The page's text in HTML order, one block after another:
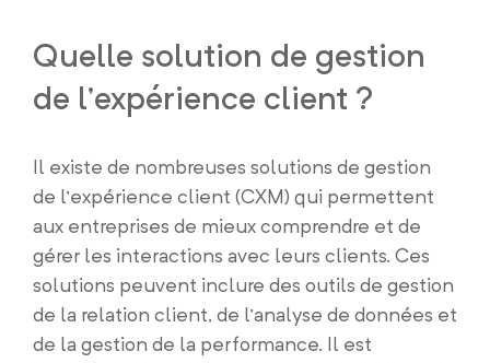
Quelle solution de gestion
de l’expérience client ?
Il existe de nombreuses solutions de gestion
de l’expérience client (CXM) qui permettent
aux entreprises de mieux comprendre et de
gérer les interactions avec leurs clients. Ces
solutions peuvent inclure des outils de gestion
de la relation client, de l’analyse de données et
de la gestion de la performance. Il est